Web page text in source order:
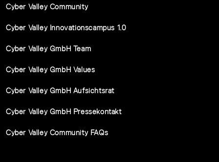
Cyber Valley Community
Cyber Valley Innovationscampus 1.0
Cyber Valley GmbH Team
Cyber Valley GmbH Values
Cyber Valley GmbH Aufsichtsrat
Cyber Valley GmbH Pressekontakt
Cyber Valley Community FAQs